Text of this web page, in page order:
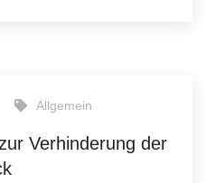
Allgemein
Verhinderung der